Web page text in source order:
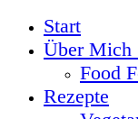
Start
Über Mich
Food
Rezepte